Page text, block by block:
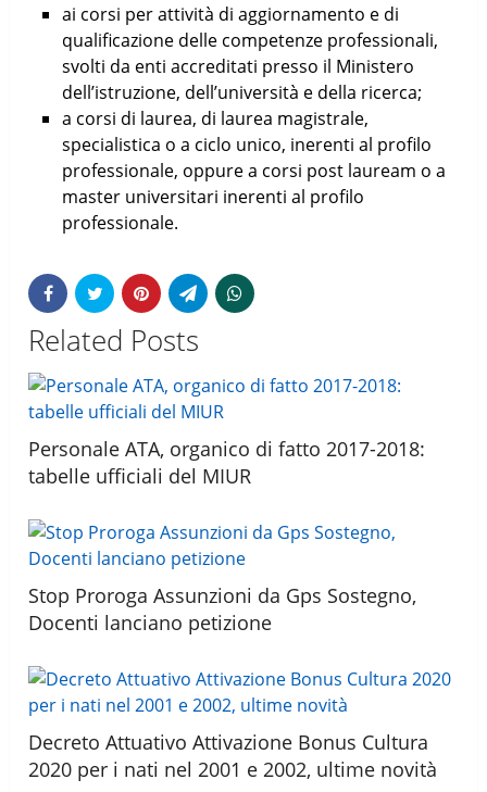
ai corsi per attività di aggiornamento e di
qualificazione delle competenze professionali,
svolti da enti accreditati presso il Ministero
dell’istruzione, dell’università e della ricerca;
a corsi di laurea, di laurea magistrale,
specialistica o a ciclo unico, inerenti al profilo
professionale, oppure a corsi post lauream o a
master universitari inerenti al profilo
professionale.
Related Posts
Personale ATA, organico di fatto 2017-2018:
tabelle ufficiali del MIUR
Stop Proroga Assunzioni da Gps Sostegno,
Docenti lanciano petizione
Decreto Attuativo Attivazione Bonus Cultura
2020 per i nati nel 2001 e 2002, ultime novità